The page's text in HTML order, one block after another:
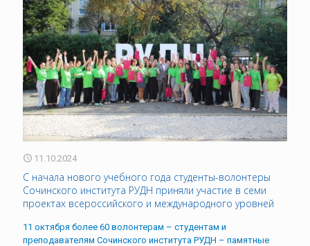
11.10.2024
С начала нового учебного года студенты-волонтеры
Сочинского института РУДН приняли участие в семи
проектах всероссийского и международного уровней
11 октября более 60 волонтерам – студентам и
преподавателям Сочинского института РУДН – памятные